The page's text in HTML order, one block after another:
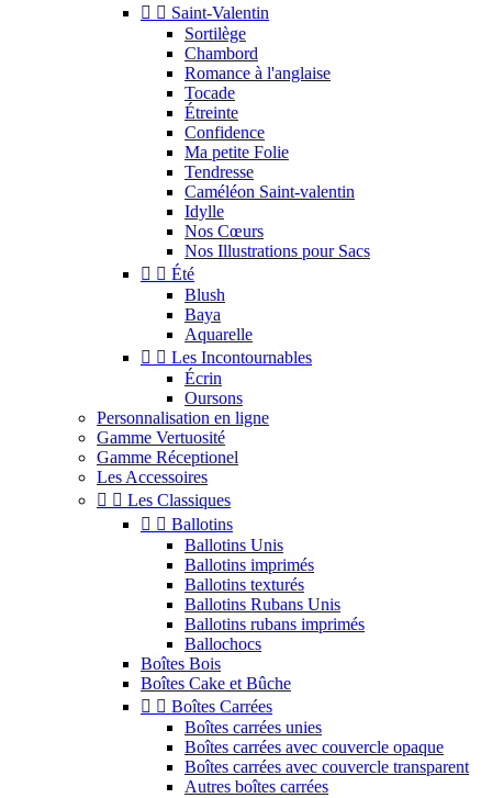
  Saint-Valentin
Sortilège
Chambord
Romance à l'anglaise
Tocade
Étreinte
Confidence
Ma petite Folie
Tendresse
Caméléon Saint-valentin
Idylle
Nos Cœurs
Nos Illustrations pour Sacs
  Été
Blush
Baya
Aquarelle
  Les Incontournables
Écrin
Oursons
Personnalisation en ligne
Gamme Vertuosité
Gamme Réceptionel
Les Accessoires
  Les Classiques
  Ballotins
Ballotins Unis
Ballotins imprimés
Ballotins texturés
Ballotins Rubans Unis
Ballotins rubans imprimés
Ballochocs
Boîtes Bois
Boîtes Cake et Bûche
  Boîtes Carrées
Boîtes carrées unies
Boîtes carrées avec couvercle opaque
Boîtes carrées avec couvercle transparent
Autres boîtes carrées